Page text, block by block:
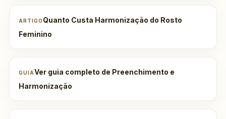
ARTIGO Quanto Custa Harmonização do Rosto
Feminino
GUIAVer guia completo de Preenchimento e
Harmonização